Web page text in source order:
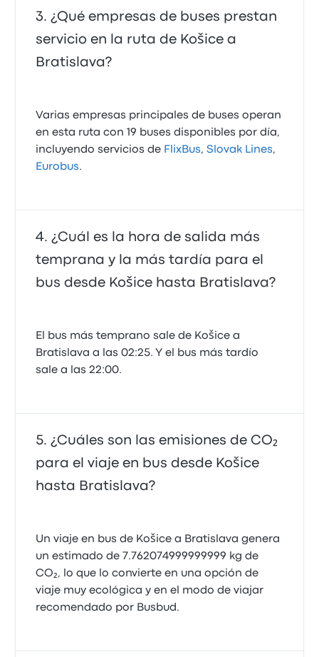
¿Qué empresas de buses prestan
servicio en la ruta de Košice a
Bratislava?
Varias empresas principales de buses operan
en esta ruta con 19 buses disponibles por día,
incluyendo servicios de FlixBus,Slovak Lines,
Eurobus.
¿Cuál es la hora de salida más
temprana y la más tardía para el
bus desde Košice hasta Bratislava?
El bus más temprano sale de Košice a
Bratislava a las 02:25. Y el bus más tardío
sale a las 22:00.
¿Cuáles son las emisiones de CO₂
para el viaje en bus desde Košice
hasta Bratislava?
Un viaje en bus de Košice a Bratislava genera
un estimado de 7.762074999999999 kg de
CO₂, lo que lo convierte en una opción de
viaje muy ecológica y en el modo de viajar
recomendado por Busbud.